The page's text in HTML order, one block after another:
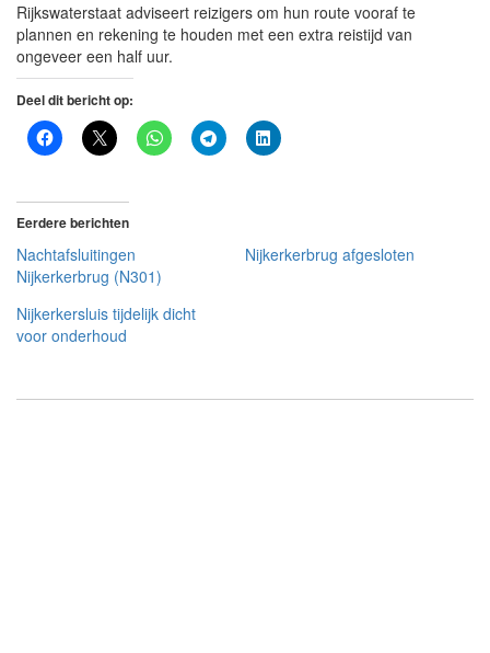
Rijkswaterstaat adviseert reizigers om hun route vooraf te
plannen en rekening te houden met een extra reistijd van
ongeveer een half uur.
Deel dit bericht op:
Eerdere berichten
Nachtafsluitingen
Nijkerkerbrug (N301)
Nijkerkerbrug afgesloten
Nijkerkersluis tijdelijk dicht
voor onderhoud